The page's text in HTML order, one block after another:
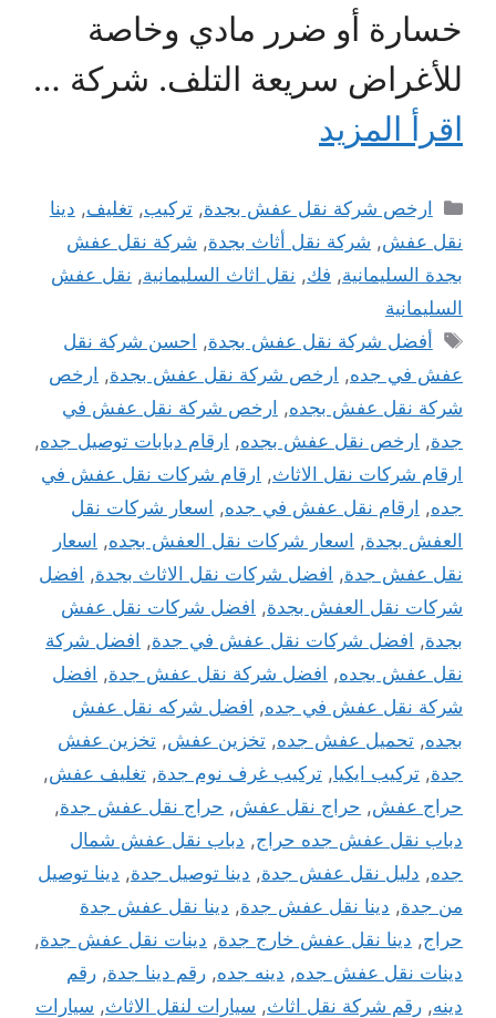
خسارة أو ضرر مادي وخاصة
للأغراض سريعة التلف. شركة …
اقرأ المزيد
التصنيفات
ارخص شركة نقل عفش بجدة,تركيب,تغليف, دينا
نقل عفش, شركة نقل أثاث بجدة, شركة نقل عفش
بجدة السليمانية, فك, نقل اثاث السليمانية, نقل عفش
السليمانية
الوسوم
أفضل شركة نقل عفش بجدة, احسن شركة نقل
عفش في جده, ارخص شركة نقل عفش بجدة, ارخص
شركة نقل عفش بجده, ارخص شركة نقل عفش في
جدة, ارخص نقل عفش بجده, ارقام دبابات توصيل جده,
ارقام شركات نقل الاثاث, ارقام شركات نقل عفش في
جده, ارقام نقل عفش في جده, اسعار شركات نقل
العفش بجدة, اسعار شركات نقل العفش بجده, اسعار
نقل عفش جدة, افضل شركات نقل الاثاث بجدة, افضل
شركات نقل العفش بجدة, افضل شركات نقل عفش
بجدة, افضل شركات نقل عفش في جدة, افضل شركة
نقل عفش بجده, افضل شركة نقل عفش جدة, افضل
شركة نقل عفش في جده, افضل شركه نقل عفش
بجده, تحميل عفش جده, تخزين عفش, تخزين عفش
جدة, تركيب ايكيا, تركيب غرف نوم جدة, تغليف عفش,
حراج عفش, حراج نقل عفش, حراج نقل عفش جدة,
دباب نقل عفش جده حراج, دباب نقل عفش شمال
جده, دليل نقل عفش جدة, دينا توصيل جدة, دينا توصيل
من جدة, دينا نقل عفش جدة, دينا نقل عفش جدة
حراج, دينا نقل عفش خارج جدة, دينات نقل عفش جدة,
دينات نقل عفش جده, دينه جده, رقم دينا جدة, رقم
دينه, رقم شركة نقل اثاث, سيارات لنقل الاثاث, سيارات